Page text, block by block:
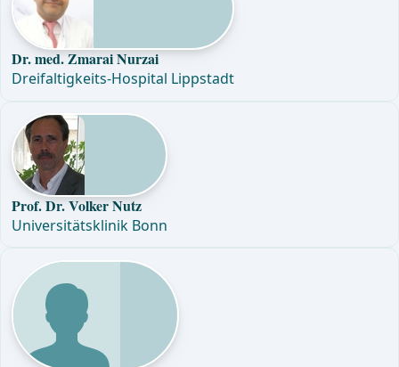
Dr. med. Zmarai Nurzai
Dreifaltigkeits-Hospital Lippstadt
Prof. Dr. Volker Nutz
Universitätsklinik Bonn